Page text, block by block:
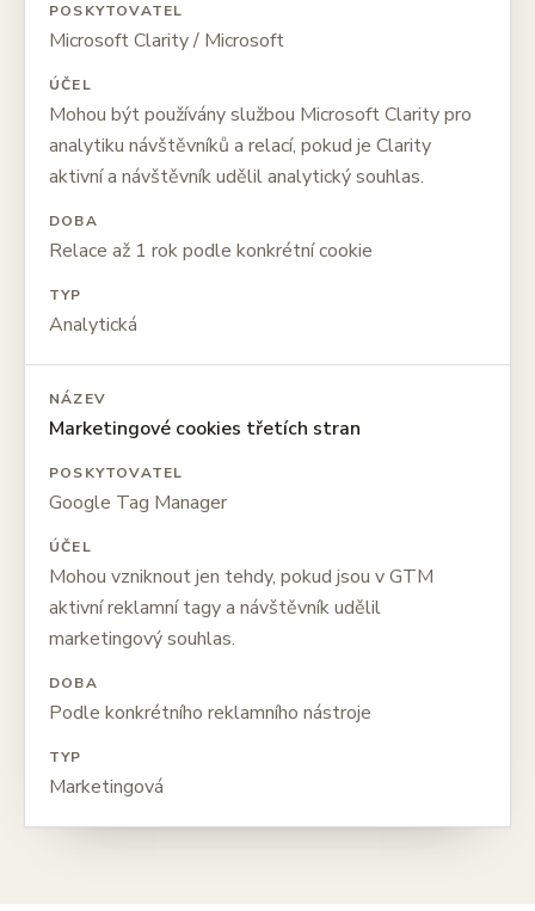
POSKYTOVATEL
Microsoft Clarity / Microsoft
ÚČEL
Mohou být používány službou Microsoft Clarity pro
analytiku návštěvníků a relací, pokud je Clarity
aktivní a návštěvník udělil analytický souhlas.
DOBA
Relace až 1 rok podle konkrétní cookie
TYP
Analytická
NÁZEV
Marketingové cookies třetích stran
POSKYTOVATEL
Google Tag Manager
ÚČEL
Mohou vzniknout jen tehdy, pokud jsou v GTM
aktivní reklamní tagy a návštěvník udělil
marketingový souhlas.
DOBA
Podle konkrétního reklamního nástroje
TYP
Marketingová